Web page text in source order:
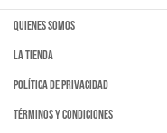
Quienes somos
La tienda
Política de privacidad
Términos y condiciones